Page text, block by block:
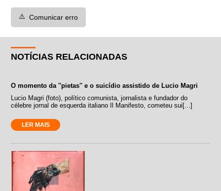
⚠️ Comunicar erro
NOTÍCIAS RELACIONADAS
O momento da ''pietas'' e o suicídio assistido de Lucio Magri
Lucio Magri (foto), político comunista, jornalista e fundador do
célebre jornal de esquerda italiano Il Manifesto, cometeu sui[...]
LER MAIS